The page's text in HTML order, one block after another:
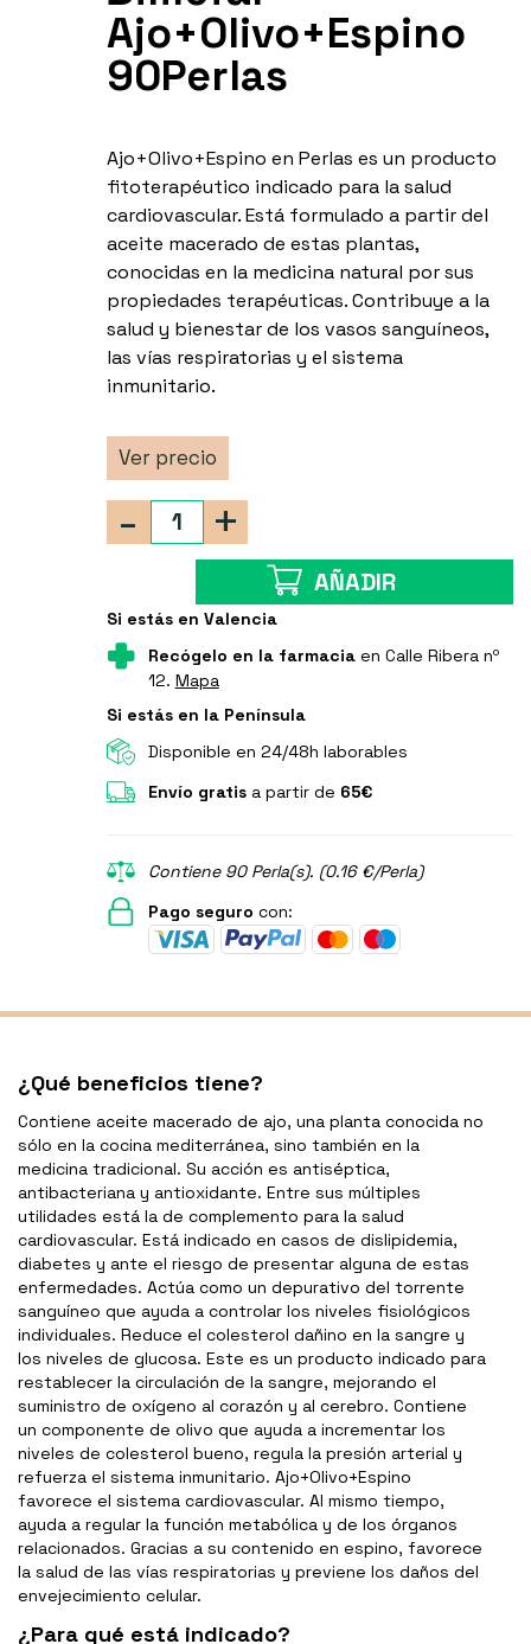
Ajo+Olivo+Espino
90Perlas
Ajo+Olivo+Espino en Perlas es un producto
fitoterapéutico indicado para la salud
cardiovascular. Está formulado a partir del
aceite macerado de estas plantas,
conocidas en la medicina natural por sus
propiedades terapéuticas. Contribuye a la
salud y bienestar de los vasos sanguíneos,
las vías respiratorias y el sistema
inmunitario.
Ver precio
+
-
AÑADIR
Si estás en Valencia
Recógelo en la farmaciaen Calle Ribera nº
12. Mapa
Si estás en la Península
Disponible en 24/48h laborables
Envío gratisa partir de 65€
Contiene 90 Perla(s). (0.16 €/Perla)
Pago seguro con:
¿Qué beneficios tiene?
Contiene aceite macerado de ajo, una planta conocida no
sólo en la cocina mediterránea, sino también en la
medicina tradicional. Su acción es antiséptica,
antibacteriana y antioxidante. Entre sus múltiples
utilidades está la de complemento para la salud
cardiovascular. Está indicado en casos de dislipidemia,
diabetes y ante el riesgo de presentar alguna de estas
enfermedades. Actúa como un depurativo del torrente
sanguíneo que ayuda a controlar los niveles fisiológicos
individuales. Reduce el colesterol dañino en la sangre y
los niveles de glucosa. Este es un producto indicado para
restablecer la circulación de la sangre, mejorando el
suministro de oxígeno al corazón y al cerebro. Contiene
un componente de olivo que ayuda a incrementar los
niveles de colesterol bueno, regula la presión arterial y
refuerza el sistema inmunitario. Ajo+Olivo+Espino
favorece el sistema cardiovascular. Al mismo tiempo,
ayuda a regular la función metabólica y de los órganos
relacionados. Gracias a su contenido en espino, favorece
la salud de las vías respiratorias y previene los daños del
envejecimiento celular.
¿Para qué está indicado?